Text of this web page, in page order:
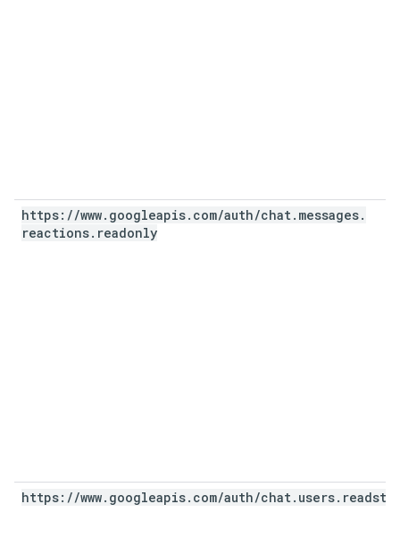
https: //www. googleapis. com/auth/chat. messages.
reactions. readonly
https: //www. googleapis. com/auth/chat. users.